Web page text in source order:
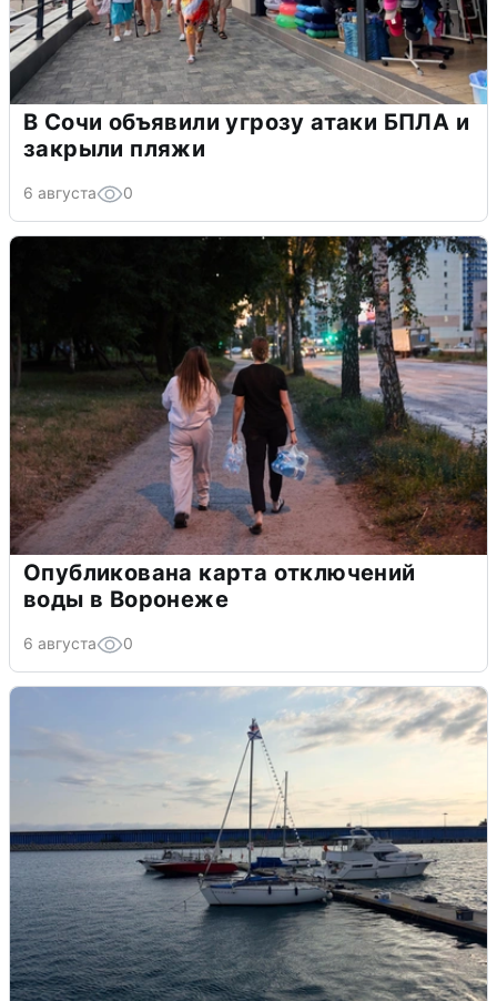
В Сочи объявили угрозу атаки БПЛА и
закрыли пляжи
6 августа 0
Опубликована карта отключений
воды в Воронеже
6 августа 0